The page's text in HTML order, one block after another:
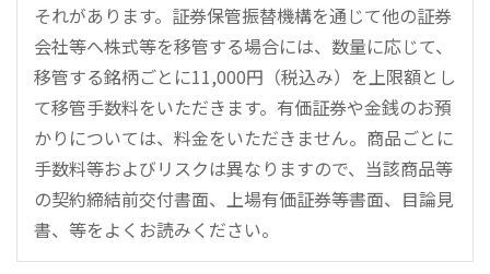
それがあります。証券保管振替機構を通じて他の証券
会社等へ株式等を移管する場合には、数量に応じて、
移管する銘柄ごとに11,000円（税込み）を上限額とし
て移管手数料をいただきます。有価証券や金銭のお預
かりについては、料金をいただきません。商品ごとに
手数料等およびリスクは異なりますので、当該商品等
の契約締結前交付書面、上場有価証券等書面、目論見
書、等をよくお読みください。